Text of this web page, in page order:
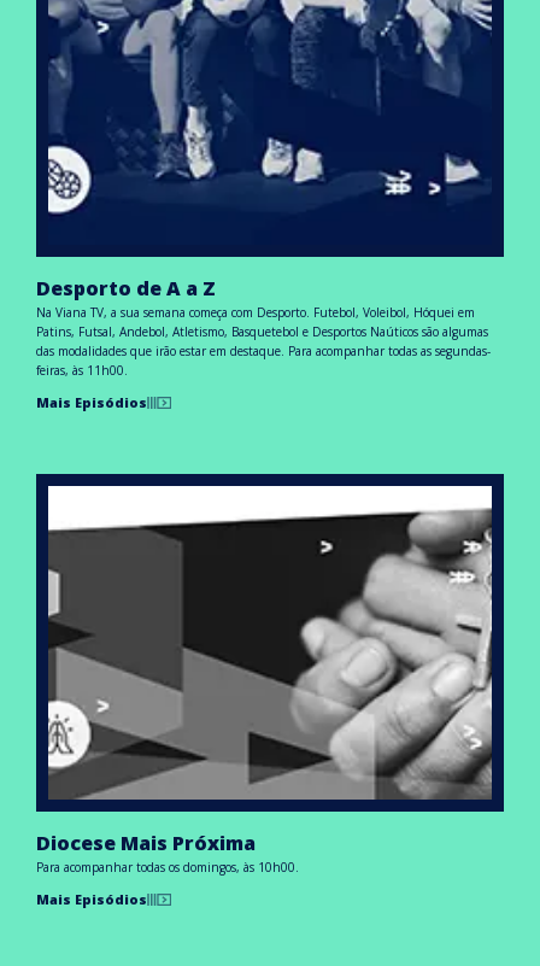
Desporto de A a Z
Na Viana TV, a sua semana começa com Desporto. Futebol, Voleibol, Hóquei em
Patins, Futsal, Andebol, Atletismo, Basquetebol e Desportos Naúticos são algumas
das modalidades que irão estar em destaque. Para acompanhar todas as segundas-
feiras, às 11h00.
Mais Episódios
Diocese Mais Próxima
Para acompanhar todas os domingos, às 10h00.
Mais Episódios